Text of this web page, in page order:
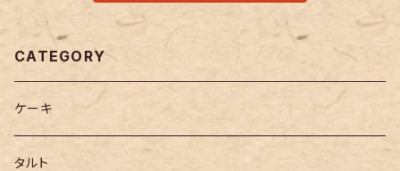
CATEGORY
ケーキ
タルト